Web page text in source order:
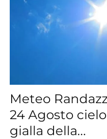
Meteo
24 Agosto
gialla della...